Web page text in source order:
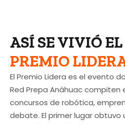
ASÍ SE VIVIÓ EL
PREMIO
El Premio Lidera es el evento
Red Prepa Anáhuac compiten
concursos de robótica,
debate. El primer lugar obtuvo